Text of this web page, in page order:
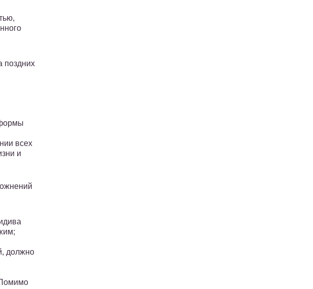
поздних
всех
и
должно
Помимо